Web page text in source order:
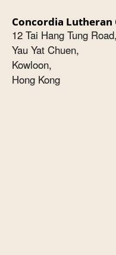
Concordia Lutheran
12 Tai Hang Tung Road,
Yau Yat Chuen,
Kowloon,
Hong Kong